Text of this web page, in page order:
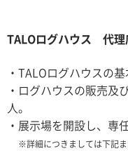
TALOログハウス 代理
・TALOログハウスの
・ログハウスの販売及
人。
・展示場を開設し、専
※詳細につきましては下記ま